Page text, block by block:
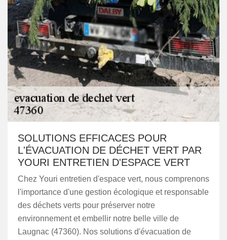
SOLUTIONS EFFICACES POUR
L'ÉVACUATION DE DÉCHET VERT PAR
YOURI ENTRETIEN D'ESPACE VERT
Chez Youri entretien d'espace vert, nous comprenons
l'importance d'une gestion écologique et responsable
des déchets verts pour préserver notre
environnement et embellir notre belle ville de
Laugnac (47360). Nos solutions d'évacuation de